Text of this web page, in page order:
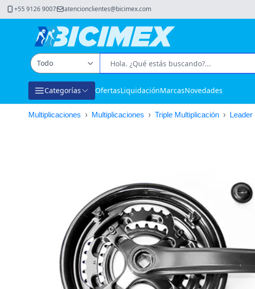
+55 9126 9007 atencionclientes@bicimex.com
Categorías OfertasLiquidaciónMarcasNovedades
Multiplicaciones › Multiplicaciones › Triple Multiplicación › Leader